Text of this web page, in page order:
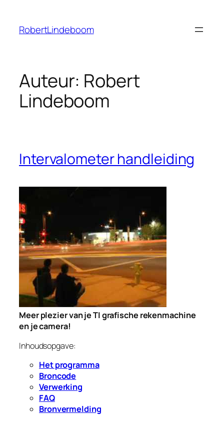
RobertLindeboom
Auteur: Robert
Lindeboom
Intervalometer handleiding
Meer plezier van je TI grafische rekenmachine
en je camera!
Inhoudsopgave:
Het programma
Broncode
Verwerking
FAQ
Bronvermelding